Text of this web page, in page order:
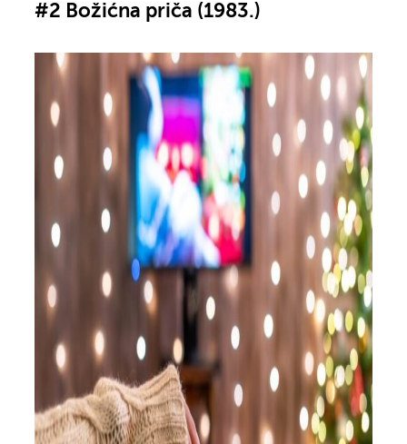
#2 Božićna priča (1983.)